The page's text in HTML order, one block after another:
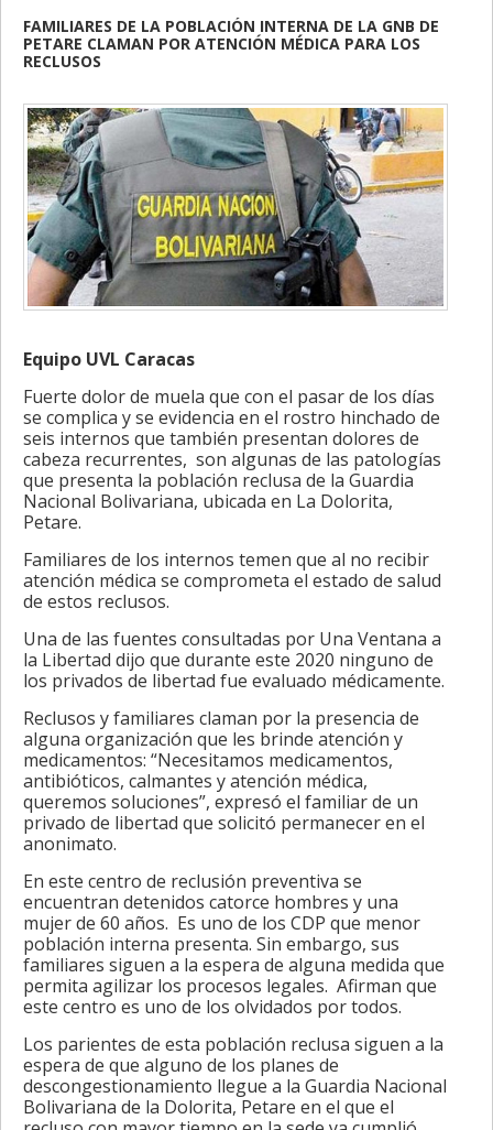
FAMILIARES DE LA POBLACIÓN INTERNA DE LA GNB DE
PETARE CLAMAN POR ATENCIÓN MÉDICA PARA LOS
RECLUSOS
Equipo UVL Caracas
Fuerte dolor de muela que con el pasar de los días
se complica y se evidencia en el rostro hinchado de
seis internos que también presentan dolores de
cabeza recurrentes, son algunas de las patologías
que presenta la población reclusa de la Guardia
Nacional Bolivariana, ubicada en La Dolorita,
Petare.
Familiares de los internos temen que al no recibir
atención médica se comprometa el estado de salud
de estos reclusos.
Una de las fuentes consultadas por Una Ventana a
la Libertad dijo que durante este 2020 ninguno de
los privados de libertad fue evaluado médicamente.
Reclusos y familiares claman por la presencia de
alguna organización que les brinde atención y
medicamentos: “Necesitamos medicamentos,
antibióticos, calmantes y atención médica,
queremos soluciones”, expresó el familiar de un
privado de libertad que solicitó permanecer en el
anonimato.
En este centro de reclusión preventiva se
encuentran detenidos catorce hombres y una
mujer de 60 años. Es uno de los CDP que menor
población interna presenta. Sin embargo, sus
familiares siguen a la espera de alguna medida que
permita agilizar los procesos legales. Afirman que
este centro es uno de los olvidados por todos.
Los parientes de esta población reclusa siguen a la
espera de que alguno de los planes de
descongestionamiento llegue a la Guardia Nacional
Bolivariana de la Dolorita, Petare en el que el